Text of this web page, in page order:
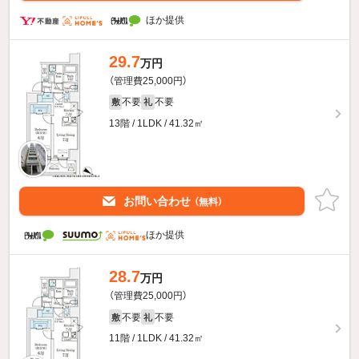
ほか提供
29.7万円
（管理費25,000円）
敷 不要 礼 不要
13階 / 1LDK / 41.32㎡
お問い合わせ （無料）
ほか提供
28.7万円
（管理費25,000円）
敷 不要 礼 不要
11階 / 1LDK / 41.32㎡